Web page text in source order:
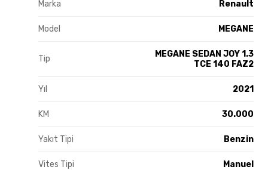
Marka Renault
Model MEGANE
Tip
MEGANE SEDAN JOY 1.3
TCE 140 FAZ2
Yıl 2021
KM 30.000
Yakıt Tipi Benzin
Vites Tipi Manuel